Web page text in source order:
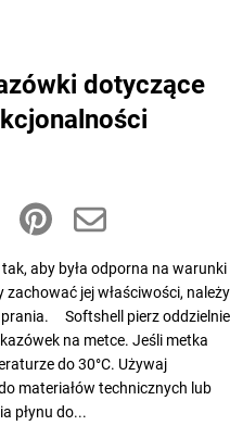
dotyczące
aby była odporna na warunki
jej właściwości, należy
Softshell pierz
na metce. Jeśli metka
do 30°C. Używaj
materiałów technicznych lub
płynu do...